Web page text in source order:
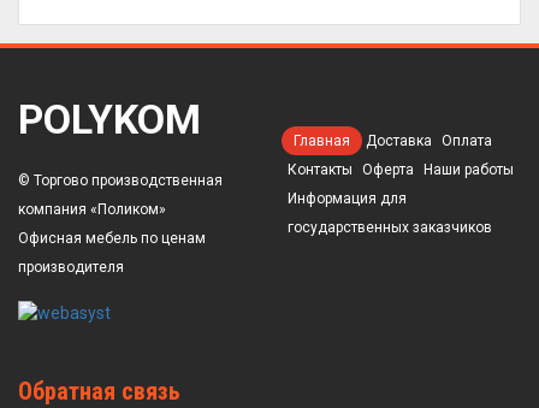
POLYKOM
© Торгово производственная
компания «Поликом»
Офисная мебель по ценам
производителя
Главная Доставка
Оплата
Контакты
Оферта
Наши работы
Информация для
государственных заказчиков
Обратная связь